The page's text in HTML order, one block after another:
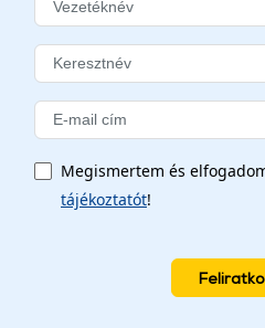
Megismertem és
tájékoztatót!